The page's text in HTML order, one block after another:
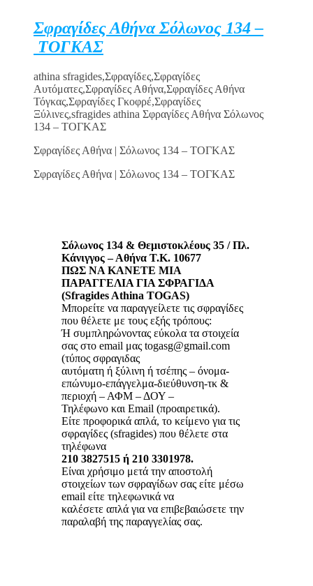
Σφραγίδες Αθήνα Σόλωνος 134 –
ΤΟΓΚΑΣ
athina sfragides,Σφραγίδες,Σφραγίδες
Αυτόματες,Σφραγίδες Αθήνα,Σφραγίδες Αθήνα
Τόγκας,Σφραγίδες Γκοφρέ,Σφραγίδες
Ξύλινες,sfragides athina Σφραγίδες Αθήνα Σόλωνος
134 – ΤΟΓΚΑΣ
Σφραγίδες Αθήνα | Σόλωνος 134 – ΤΟΓΚΑΣ
Σφραγίδες Αθήνα | Σόλωνος 134 – ΤΟΓΚΑΣ
Σόλωνος 134 & Θεμιστοκλέους 35 / Πλ.
Κάνιγγος – Αθήνα Τ.Κ. 10677
ΠΩΣ ΝΑ ΚΑΝΕΤΕ ΜΙΑ
ΠΑΡΑΓΓΕΛΙΑ ΓΙΑ ΣΦΡΑΓΙΔΑ
(Sfragides Athina TOGAS)
Μπορείτε να παραγγείλετε τις σφραγίδες
που θέλετε με τους εξής τρόπους:
Ή συμπληρώνοντας εύκολα τα στοιχεία
σας στο email μας togasg@gmail.com
(τύπος σφραγιδας
αυτόματη ή ξύλινη ή τσέπης – όνομα-
επώνυμο-επάγγελμα-διεύθυνση-τκ &
περιοχή – ΑΦΜ – ΔΟΥ –
Τηλέφωνο και Email (προαιρετικά).
Είτε προφορικά απλά, το κείμενο για τις
σφραγίδες (sfragides) που θέλετε στα
τηλέφωνα
210 3827515 ή 210 3301978.
Είναι χρήσιμο μετά την αποστολή
στοιχείων των σφραγίδων σας είτε μέσω
email είτε τηλεφωνικά να
καλέσετε απλά για να επιβεβαιώσετε την
παραλαβή της παραγγελίας σας.